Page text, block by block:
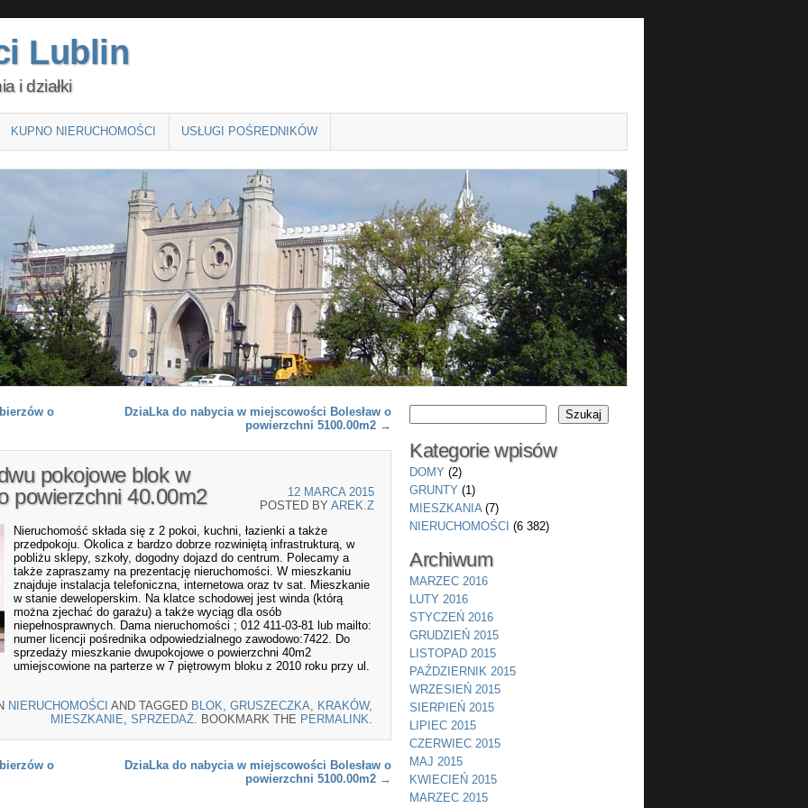
Lublin
i działki
KUPNO NIERUCHOMOŚCI USŁUGI POŚREDNIKÓW
o
DziaLka do nabycia w miejscowości Bolesław o
powierzchni 5100.00m2 →
pokojowe blok w
powierzchni 40.00m2
12 MARCA 2015
POSTED BY AREK.Z
Nieruchomość składa się z 2 pokoi, kuchni, łazienki a także
przedpokoju. Okolica z bardzo dobrze rozwiniętą infrastrukturą, w
pobliżu sklepy, szkoły, dogodny dojazd do centrum. Polecamy a
także zapraszamy na prezentację nieruchomości. W mieszkaniu
znajduje instalacja telefoniczna, internetowa oraz tv sat. Mieszkanie
w stanie deweloperskim. Na klatce schodowej jest winda (którą
można zjechać do garażu) a także wyciąg dla osób
niepełnosprawnych. Dama nieruchomości ; 012 411-03-81 lub mailto:
numer licencji pośrednika odpowiedzialnego zawodowo:7422. Do
sprzedaży mieszkanie dwupokojowe o powierzchni 40m2
umiejscowione na parterze w 7 piętrowym bloku z 2010 roku przy ul.
NIERUCHOMOŚCI AND TAGGED BLOK GRUSZECZKA KRAKÓW,
MIESZKANIE SPRZEDAŻ . BOOKMARK THE PERMALINK
o
DziaLka do nabycia w miejscowości Bolesław o
powierzchni 5100.00m2 →
Kategorie wpisów
DOMY (2)
GRUNTY (1)
MIESZKANIA(7)
NIERUCHOMOŚCI (6 382)
Archiwum
MARZEC 2016
LUTY 2016
STYCZEŃ 2016
GRUDZIEŃ 2015
LISTOPAD 2015
PAŹDZIERNIK 2015
WRZESIEŃ 2015
SIERPIEŃ 2015
LIPIEC 2015
CZERWIEC 2015
MAJ 2015
KWIECIEŃ 2015
MARZEC 2015